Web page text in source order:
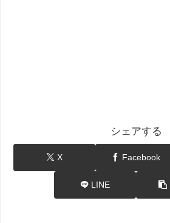
シェアする
X Facebook
LINE